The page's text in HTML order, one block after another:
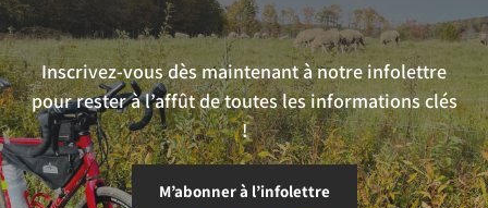
Inscrivez-vous dès maintenant à notre infolettre
pour rester à l’affût de toutes les informations clés
!
M’abonner à l’infolettre